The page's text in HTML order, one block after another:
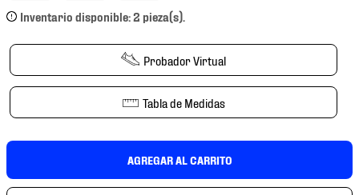
Inventario disponible: 2 pieza(s).
Probador Virtual
Tabla de Medidas
AGREGAR AL CARRITO
10. tenis nike